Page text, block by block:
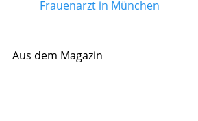
Frauenarzt in München
Aus dem Magazin